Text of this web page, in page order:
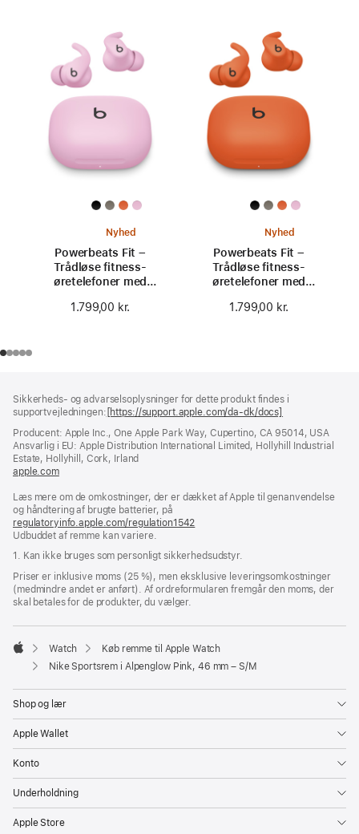
Nyhed
Powerbeats Fit –
Trådløse fitness-
øretelefoner med
Powerfuld pink
1.799,00 kr.
Nyhed
Powerbeats Fit –
Trådløse fitness-
øretelefoner med
Opkvikkende orange
1.799,00 kr.
Sikkerheds- og advarselsoplysninger for dette produkt findes i
supportvejledningen: [https://support.apple.com/da-dk/docs]
et
nyt
Producent: Apple Inc., One Apple Park Way, Cupertino, CA 95014, USA
Ansvarlig i EU: Apple Distribution International Limited, Hollyhill Industrial
Estate, Hollyhill, Cork, Irland
apple.com(åbner
et
nyt
vindue)
Læs mere om de omkostninger, der er dækket af Apple til genanvendelse
og håndtering af brugte batterier, på
regulatoryinfo.apple.com/regulation1542
nyt
vindue)
Udbuddet af remme kan variere.
1. Kan ikke bruges som personligt sikkerhedsudstyr.
Priser er inklusive moms (25 %), men eksklusive leveringsomkostninger
(medmindre andet er anført). Af ordreformularen fremgår den moms, der
skal betales for de produkter, du vælger.
Apple
Watch
Køb remme til Apple Watch
Nike Sportsrem i Alpenglow Pink, 46 mm – S/M
Shop og lær
Apple Wallet
Konto
Underholdning
Apple Store